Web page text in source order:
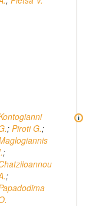
; Piroti G.;
;
;